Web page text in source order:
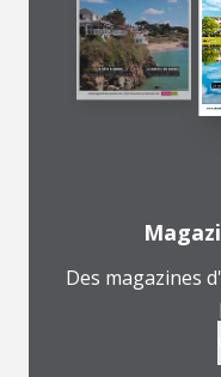
Des magazines